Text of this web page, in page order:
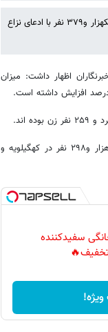
مدیرکل پزشکی قانونی کهگیلویه و بویراحمد گفت: در سه ماهه نخست سال جاری تعداد یکهزار و۳۷۹ نفر با ادعای نزاع
اظهار داشت: میزان
مدیرکل پزشکی قانونی کهگیلویه و بویراحمد تصریح کرد: این آمار در سال گذشته یک هزار و۲۹۸ نفر در کهگیلویه و
سفیدکننده